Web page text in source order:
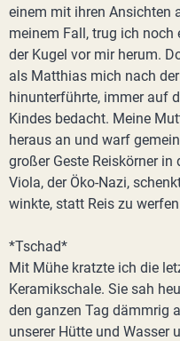
einem mit ihren Ansichten
meinem Fall, trug ich
der Kugel vor mir herum.
als Matthias mich nach
hinunterführte, immer auf
Kindes bedacht. Meine
heraus an und warf
großer Geste Reiskörner
Viola, der Öko-Nazi,
winkte, statt Reis zu
*Tschad*
Mit Mühe kratzte ich die
Keramikschale. Sie sah
den ganzen Tag dämmrig
unserer Hütte und Wasser